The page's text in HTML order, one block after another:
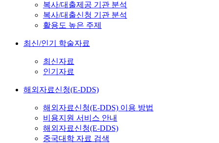
복사/대출제공 기관 분석
복사/대출신청 기관 분석
활용도 높은 주제
최신/인기 학술자료
최신자료
인기자료
해외자료신청(E-DDS)
해외자료신청(E-DDS) 이용 방법
비용지원 서비스 안내
해외자료신청(E-DDS)
중국대학 자료 검색